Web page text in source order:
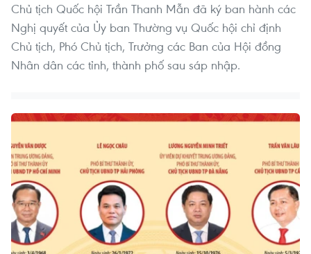
Chủ tịch Quốc hội Trần Thanh Mẫn đã ký ban hành các
Nghị quyết của Ủy ban Thường vụ Quốc hội chỉ định
Chủ tịch, Phó Chủ tịch, Trưởng các Ban của Hội đồng
Nhân dân các tỉnh, thành phố sau sáp nhập.